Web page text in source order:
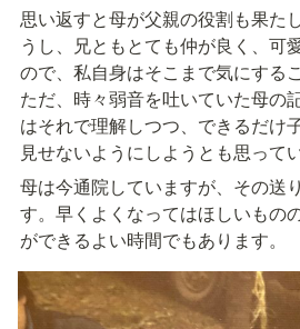
思い返すと母が父親の役割も果た
うし、兄ともとても仲が良く、可
ので、私自身はそこまで気にする
ただ、時々弱音を吐いていた母の
はそれで理解しつつ、できるだけ
見せないようにしようとも思ってい
母は今通院していますが、その送
す。早くよくなってはほしいもの
ができるよい時間でもあります。